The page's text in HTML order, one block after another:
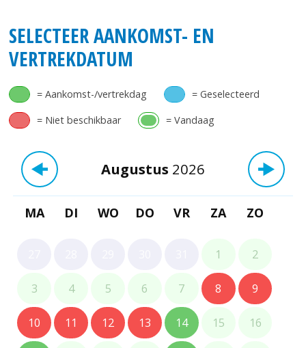
SELECTEER AANKOMST- EN
VERTREKDATUM
= Aankomst-/vertrekdag = Geselecteerd
= Niet beschikbaar = Vandaag
Augustus 2026
MA DI WO DO VR ZA ZO
1 2
3 4 5 6 7 8 9
10 11 12 13 14 15 16